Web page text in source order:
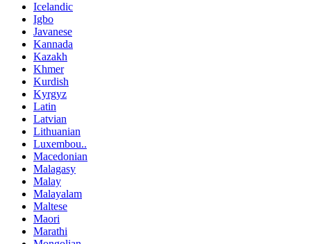
Icelandic
Igbo
Javanese
Kannada
Kazakh
Khmer
Kurdish
Kyrgyz
Latin
Latvian
Lithuanian
Luxembou..
Macedonian
Malagasy
Malay
Malayalam
Maltese
Maori
Marathi